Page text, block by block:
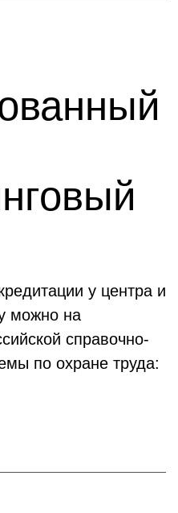
у центра и
можно на
справочно-
по охране труда: